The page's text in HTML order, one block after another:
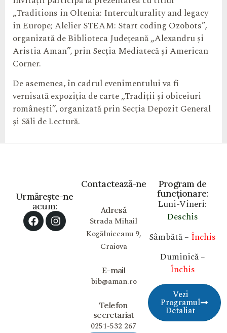
„Traditions in Oltenia: Interculturality and legacy
in Europe; Alelier STEAM: Start coding Ozobots”,
organizată de Biblioteca Județeană „Alexandru și
Aristia Aman”, prin Secția Mediatecă și American
Corner.
De asemenea, în cadrul evenimentului va fi
vernisată expoziția de carte „Tradiții și obiceiuri
românești”, organizată prin Secția Depozit General
și Săli de Lectură.
Program de
funcționare:
Luni-Vineri:
Deschis
Sâmbătă – Închis
Duminică –
Închis
Vezi
Programul
Detaliat
Contactează-ne
Adresă
Strada Mihail
Kogălniceanu 9,
Craiova
E-mail
bib@aman.ro
Telefon
secretariat
0251-532 267
Urmărește-ne
acum: